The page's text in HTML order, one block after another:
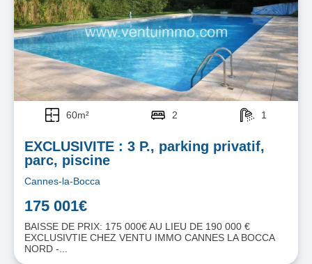
60m² 2 1
EXCLUSIVITE : 3 P., parking privatif,
parc, piscine
Cannes-la-Bocca
175 001€
BAISSE DE PRIX: 175 000€ AU LIEU DE 190 000 €
EXCLUSIVTIE CHEZ VENTU IMMO CANNES LA BOCCA
NORD -...